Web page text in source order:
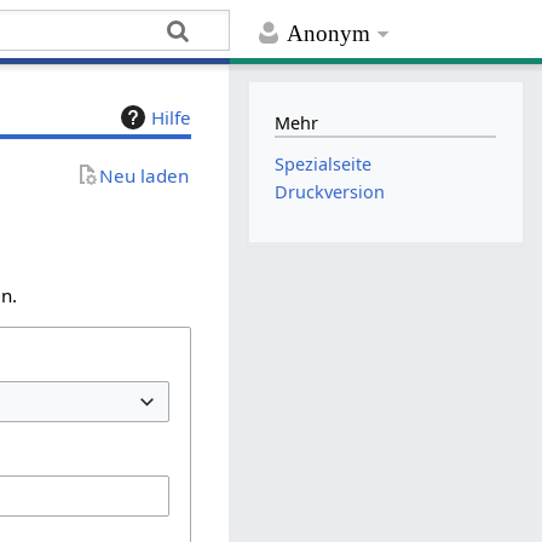
Anonym
Hilfe
Neu laden
Mehr
Spezialseite
Druckversion